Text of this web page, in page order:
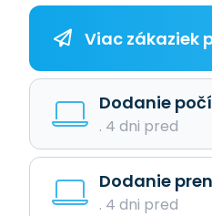
Viac zákaziek
Dodanie
. 4 dni pred
Dodanie
. 4 dni pred